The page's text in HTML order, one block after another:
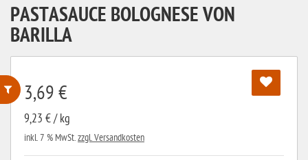
ohne Weizenstärke
laktosefrei
PASTASAUCE BOLOGNESE VON
BARILLA
3,69 €
9,23 € / kg
inkl. 7 % MwSt.zzgl. Versandkosten